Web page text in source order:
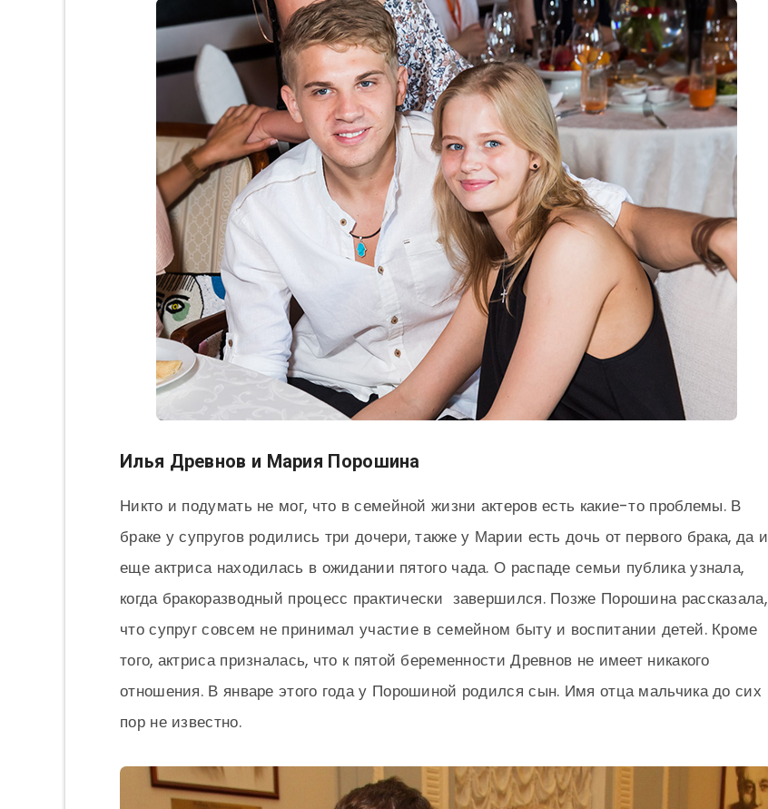
Илья Древнов и Мария Порошина
Никто и подумать не мог, что в семейной жизни актеров есть какие-то проблемы. В
браке у супругов родились три дочери, также у Марии есть дочь от первого брака, да и
еще актриса находилась в ожидании пятого чада. О распаде семьи публика узнала,
когда бракоразводный процесс практически завершился. Позже Порошина рассказала,
что супруг совсем не принимал участие в семейном быту и воспитании детей. Кроме
того, актриса призналась, что к пятой беременности Древнов не имеет никакого
отношения. В январе этого года у Порошиной родился сын. Имя отца мальчика до сих
пор не известно.